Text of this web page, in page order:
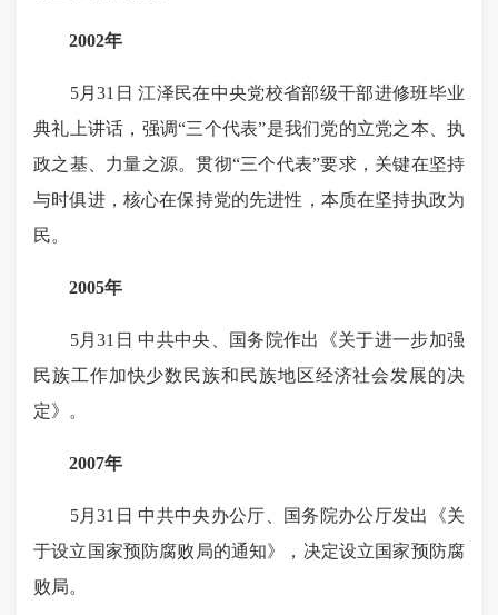
2002年
5月31日 江泽民在中央党校省部级干部进修班毕业
典礼上讲话，强调“三个代表”是我们党的立党之本、执
政之基、力量之源。贯彻“三个代表”要求，关键在坚持
与时俱进，核心在保持党的先进性，本质在坚持执政为
民。
2005年
5月31日 中共中央、国务院作出《关于进一步加强
民族工作加快少数民族和民族地区经济社会发展的决
定》。
2007年
5月31日 中共中央办公厅、国务院办公厅发出《关
于设立国家预防腐败局的通知》，决定设立国家预防腐
败局。